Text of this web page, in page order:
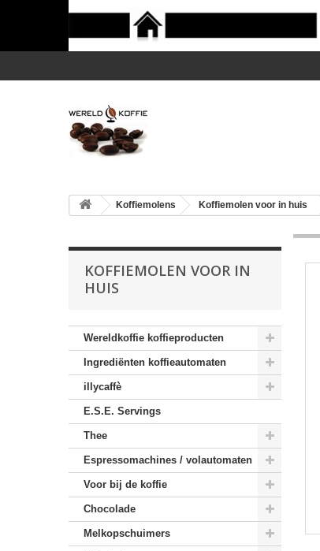
Koffiemolens Koffiemolen voor in huis
KOFFIEMOLEN VOOR IN
HUIS
Wereldkoffie koffieproducten
Ingrediënten koffieautomaten
illycaffè
E.S.E. Servings
Thee
Espressomachines / volautomaten
Voor bij de koffie
Chocolade
Melkopschuimers